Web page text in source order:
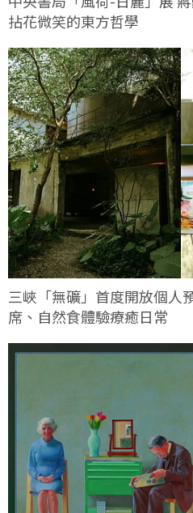
拈花微笑的東方哲學
三峽「無礦」首度開放個人
席、自然食體驗療癒日常